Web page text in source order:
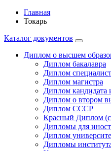
Главная
Токарь
Каталог документов
Диплом о высшем
Диплом бакалавра
Диплом
Диплом магистра
Диплом кандидата
Диплом о втором
Диплом СССР
Красный Диплом
Дипломы для
Диплом
Дипломы